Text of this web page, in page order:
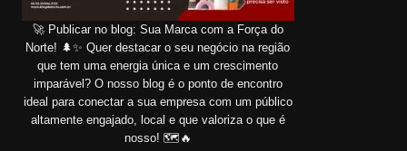
🚀 Publicar no blog: Sua Marca com a Força do
Norte! 🌲✨ Quer destacar o seu negócio na região
que tem uma energia única e um crescimento
imparável? O nosso blog é o ponto de encontro
ideal para conectar a sua empresa com um público
altamente engajado, local e que valoriza o que é
nosso! 🗺️🔥